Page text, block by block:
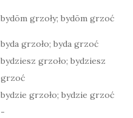
bydōm grzoły; bydōm grzoć
byda grzoło; byda grzoć
bydziesz grzoło; bydziesz
grzoć
bydzie grzoło; bydzie grzoć
-